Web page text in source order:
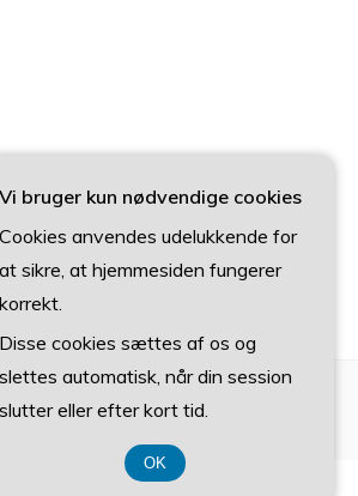
2022
Vi bruger kun nødvendige cookies
Cookies anvendes udelukkende for
at sikre, at hjemmesiden fungerer
korrekt.
Disse cookies sættes af os og
slettes automatisk, når din session
slutter eller efter kort tid.
OK